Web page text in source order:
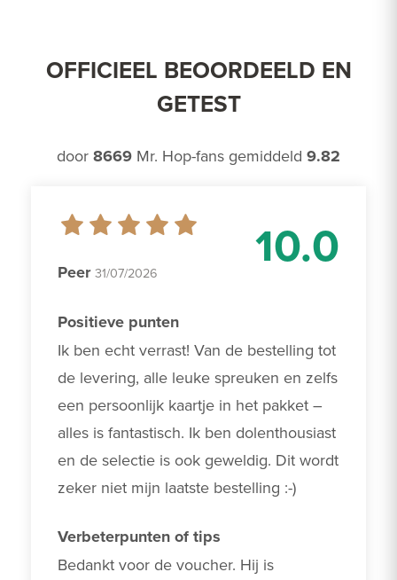
OFFICIEEL BEOORDEELD EN
GETEST
door 8669 Mr. Hop-fans gemiddeld 9.82
10.0
Peer 31/07/2026
Positieve punten
Ik ben echt verrast! Van de bestelling tot
de levering, alle leuke spreuken en zelfs
een persoonlijk kaartje in het pakket –
alles is fantastisch. Ik ben dolenthousiast
en de selectie is ook geweldig. Dit wordt
zeker niet mijn laatste bestelling :-)
Verbeterpunten of tips
Bedankt voor de voucher. Hij is